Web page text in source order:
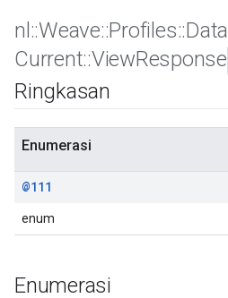
nl ::Weave::Profiles::Data
Current::ViewResponse
Ringkasan
Enumerasi
@111
enum
Enumerasi